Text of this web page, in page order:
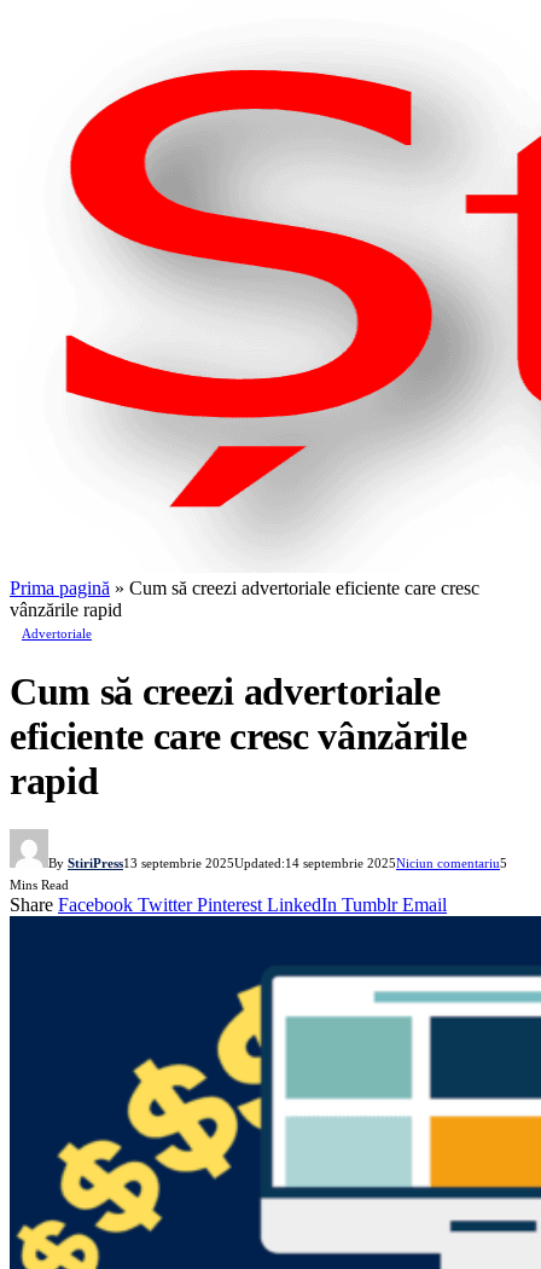
Prima pagină » Cum să creezi advertoriale eficiente care cresc
vânzările rapid
Advertoriale
Cum să creezi advertoriale
eficiente care cresc vânzările
rapid
By StiriPress13 septembrie 2025Updated:14 septembrie 2025Niciun comentariu5
Mins Read
Share Facebook Twitter Pinterest LinkedIn Tumblr Email